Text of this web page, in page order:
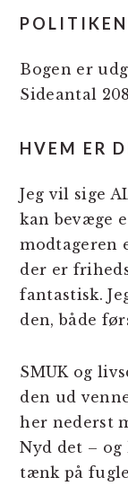
Bogen er
Sideantal
HVEM ER
Jeg vil sige
kan bevæge
modtageren
der er
fantastisk.
den, både
SMUK og
den ud
her nederst
Nyd det –
tænk på